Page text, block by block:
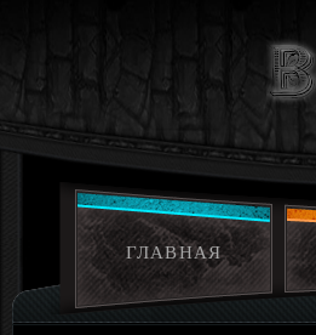
ГЛАВНАЯ